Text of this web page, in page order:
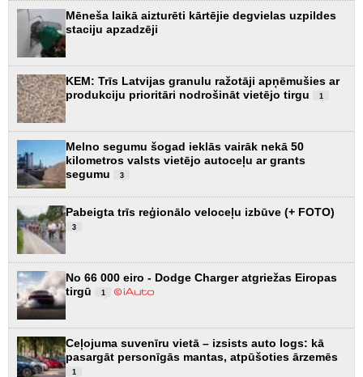
Mēneša laikā aizturēti kārtējie degvielas uzpildes
staciju apzadzēji
KEM: Trīs Latvijas granulu ražotāji apņēmušies ar
produkciju prioritāri nodrošināt vietējo tirgu
1
Melno segumu šogad ieklās vairāk nekā 50
kilometros valsts vietējo autoceļu ar grants
segumu
3
Pabeigta trīs reģionālo veloceļu izbūve (+ FOTO)
3
No 66 000 eiro - Dodge Charger atgriežas Eiropas
tirgū
1
Ceļojuma suvenīru vietā – izsists auto logs: kā
pasargāt personīgās mantas, atpūšoties ārzemēs
1